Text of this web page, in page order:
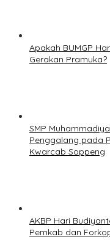
Apakah BUMGP
Gerakan Pramuka?
SMP
Penggalang pada
Kwarcab Soppeng
AKBP Hari
Pemkab dan